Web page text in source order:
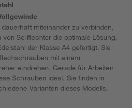
miteinander zu verbinden,
Seilflechter die optimale Lösung.
der Klasse A4 gefertigt. Sie
mit einem
eindrehen. Gerade für Arbeiten
Schrauben ideal. Sie finden in
Varianten dieses Modells.